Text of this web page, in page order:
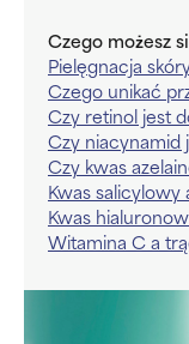
Czego możesz
Pielęgnacja
Czego unikać
Czy retinol jest
Czy niacynamid
Czy kwas
Kwas
Kwas
Witamina C a